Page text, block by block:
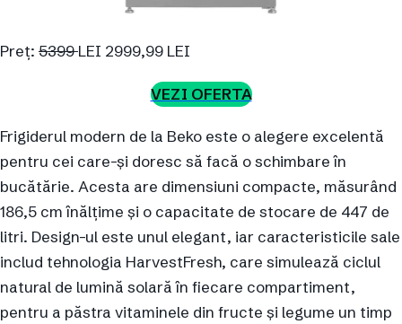
Preț: 5399LEI 2999,99 LEI
VEZI OFERTA
Frigiderul modern de la Beko este o alegere excelentă
pentru cei care-și doresc să facă o schimbare în
bucătărie. Acesta are dimensiuni compacte, măsurând
186,5 cm înălțime și o capacitate de stocare de 447 de
litri. Design-ul este unul elegant, iar caracteristicile sale
includ tehnologia HarvestFresh, care simulează ciclul
natural de lumină solară în fiecare compartiment,
pentru a păstra vitaminele din fructe și legume un timp